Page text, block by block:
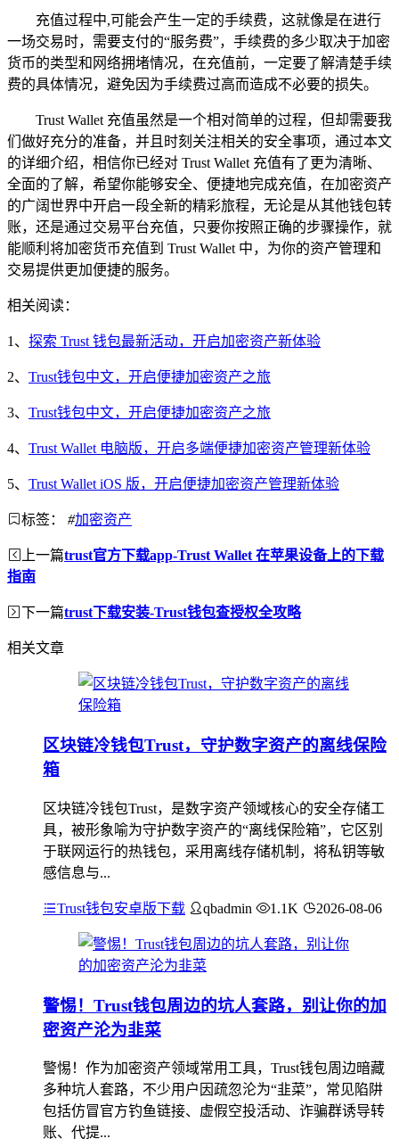
充值过程中,可能会产生一定的手续费，这就像是在进行
一场交易时，需要支付的“服务费”，手续费的多少取决于加密
货币的类型和网络拥堵情况，在充值前，一定要了解清楚手续
费的具体情况，避免因为手续费过高而造成不必要的损失。
Trust Wallet 充值虽然是一个相对简单的过程，但却需要我
们做好充分的准备，并且时刻关注相关的安全事项，通过本文
的详细介绍，相信你已经对 Trust Wallet 充值有了更为清晰、
全面的了解，希望你能够安全、便捷地完成充值，在加密资产
的广阔世界中开启一段全新的精彩旅程，无论是从其他钱包转
账，还是通过交易平台充值，只要你按照正确的步骤操作，就
能顺利将加密货币充值到 Trust Wallet 中，为你的资产管理和
交易提供更加便捷的服务。
相关阅读：
1、 探索 Trust 钱包最新活动，开启加密资产新体验
2、 Trust钱包中文，开启便捷加密资产之旅
3、 Trust钱包中文，开启便捷加密资产之旅
4、 Trust Wallet 电脑版，开启多端便捷加密资产管理新体验
5、 Trust Wallet iOS 版，开启便捷加密资产管理新体验
标签： #加密资产
上一篇trust官方下载app-Trust Wallet 在苹果设备上的下载
指南
下一篇trust下载安装-Trust钱包查授权全攻略
相关文章
区块链冷钱包Trust，守护数字资产的离线保险
箱
区块链冷钱包Trust，是数字资产领域核心的安全存储工
具，被形象喻为守护数字资产的“离线保险箱”，它区别
于联网运行的热钱包，采用离线存储机制，将私钥等敏
感信息与...
Trust钱包安卓版下载 qbadmin 1.1K 2026-08-06
警惕！Trust钱包周边的坑人套路，别让你的加
密资产沦为韭菜
警惕！作为加密资产领域常用工具，Trust钱包周边暗藏
多种坑人套路，不少用户因疏忽沦为“韭菜”，常见陷阱
包括仿冒官方钓鱼链接、虚假空投活动、诈骗群诱导转
账、代提...